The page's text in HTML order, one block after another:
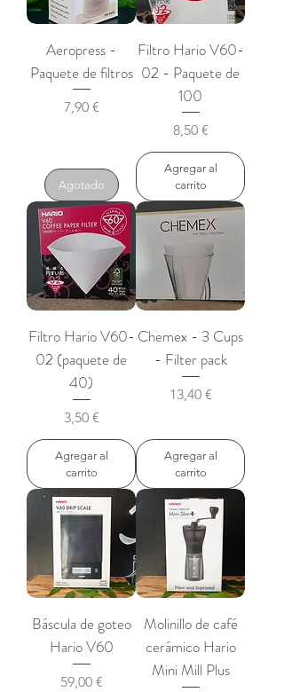
Aeropress -
Paquete de filtros
Precio
7,90 €
Agotado
Filtro Hario V60-
02 - Paquete de
100
Precio
8,50 €
Agregar al
carrito
Filtro Hario V60-
02 (paquete de
40)
Precio
3,50 €
Agregar al
carrito
Chemex - 3 Cups
- Filter pack
Precio
13,40 €
Agregar al
carrito
Báscula de goteo
Hario V60
Precio
59,00 €
Molinillo de café
cerámico Hario
Mini Mill Plus